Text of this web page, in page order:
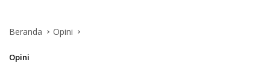
Beranda Opini
Opini